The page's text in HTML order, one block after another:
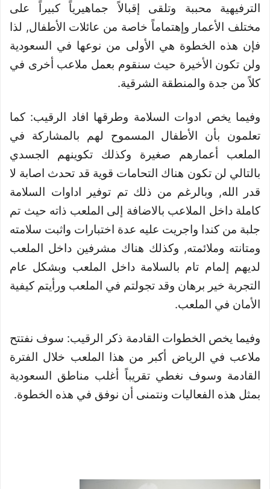
الترفيهية محببة وتلقى إقبالاً جماهيرياً كبيراً على
مختلف الأعمار وإهتماماً خاصة من عائلات الأطفال, لذا
فإن هذه الخطوة هي الأولى من نوعها في السعودية
ولن تكون الأخيرة حيث سنقوم بعمل ملاعب أخرى في
كلاً من جدة والمنطقة الشرقية.
وفيما يخص ادوات السلامة وطرقها افاد الرقيب: كما
تعلمون بأن الأطفال المسموح لهم بالمشاركة في
الملعب أعمارهم صغيرة وكذلك تكوينهم الجسدي
بالتالي لن تكون هناك التحامات قوية قد تحدث اصابة لا
قدر الله, وبالرغم من ذلك تم توفير اداوات السلامة
كاملة داخل الملاعب بالاضافة إلى الملعب ذاته حيث تم
جلبة من كندا واجريت عليه عدة اختبارات واثبت سلامته
ومتانته وملائمته, وكذلك هناك مشرفين داخل الملعب
لديهم إلمام تام بالسلامة داخل الملعب وبشكل عام
التجربة خير برهان وقد تجولتم في الملعب ورأيتم كيفية
الأمان في الملعب.
وفيما يخص الخطوات القادمة ذكر الرقيب: سوف نفتتح
ملاعب في الرياض أكبر من هذا الملعب خلال الفترة
القادمة وسوف نغطي تقريباً أغلب مناطق السعودية
بمثل هذه الفعاليات ونتمنى أن نوفق في هذه الخطوة.